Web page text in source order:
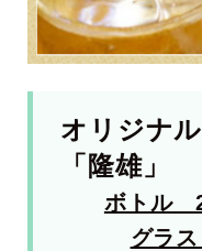
オリジナ
「隆雄」
ボトル
グラ